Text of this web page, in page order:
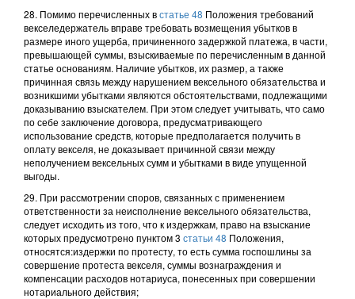
28. Помимо перечисленных встатье 48 Положения требований
векселедержатель вправе требовать возмещения убытков в
размере иного ущерба, причиненного задержкой платежа, в части,
превышающей суммы, взыскиваемые по перечисленным в данной
статье основаниям. Наличие убытков, их размер, а также
причинная связь между нарушением вексельного обязательства и
возникшими убытками являются обстоятельствами, подлежащими
доказыванию взыскателем. При этом следует учитывать, что само
по себе заключение договора, предусматривающего
использование средств, которые предполагается получить в
оплату векселя, не доказывает причинной связи между
неполучением вексельных сумм и убытками в виде упущенной
выгоды.
29. При рассмотрении споров, связанных с применением
ответственности за неисполнение вексельного обязательства,
следует исходить из того, что к издержкам, право на взыскание
которых предусмотрено пунктом 3 статьи 48 Положения,
относятся:издержки по протесту, то есть сумма госпошлины за
совершение протеста векселя, суммы вознаграждения и
компенсации расходов нотариуса, понесенных при совершении
нотариального действия;